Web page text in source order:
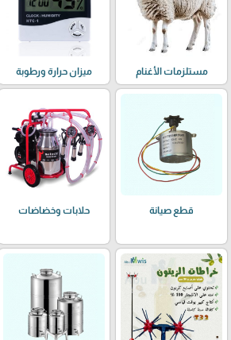
مستلزمات الأغنام ميزان حرارة ورطوبة
قطع صيانة حلابات وخضاضات